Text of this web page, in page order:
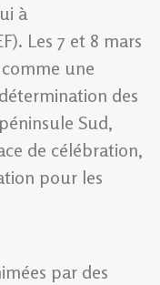
à
Les 7 et 8 mars
une
des
Sud,
de célébration,
pour les
par des